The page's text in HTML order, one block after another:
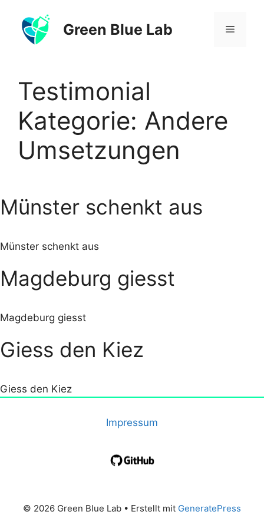
Inhalt
springen
Green Blue Lab Menü
Testimonial
Kategorie: Andere
Umsetzungen
Münster schenkt aus
Münster schenkt aus
Magdeburg giesst
Magdeburg giesst
Giess den Kiez
Giess den Kiez
Impressum
© 2026 Green Blue Lab • Erstellt mit GeneratePress